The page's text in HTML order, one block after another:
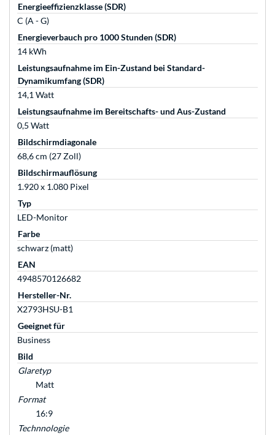
Energieeffizienzklasse (SDR)
C (A - G)
Energieverbauch pro 1000 Stunden (SDR)
14 kWh
Leistungsaufnahme im Ein-Zustand bei Standard-
Dynamikumfang (SDR)
14,1 Watt
Leistungsaufnahme im Bereitschafts- und Aus-Zustand
0,5 Watt
Bildschirmdiagonale
68,6 cm (27 Zoll)
Bildschirmauflösung
1.920 x 1.080 Pixel
Typ
LED-Monitor
Farbe
schwarz (matt)
EAN
4948570126682
Hersteller-Nr.
X2793HSU-B1
Geeignet für
Business
Bild
Glaretyp
Matt
Format
16:9
Technnologie